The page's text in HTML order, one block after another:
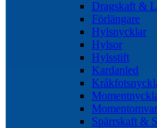
Dragskaft &
Förlängare
Hylsnycklar
Hylsor
Hylsstift
Kardanled
Spärrskaft &